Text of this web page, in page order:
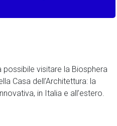
visitare la Biosphera
Casa dell’Architettura: la
in Italia e all’estero.